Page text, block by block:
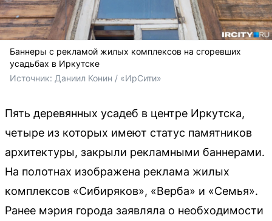
Баннеры с рекламой жилых комплексов на сгоревших
усадьбах в Иркутске
Источник: Даниил Конин / «ИрСити»
Пять деревянных усадеб в центре Иркутска,
четыре из которых имеют статус памятников
архитектуры, закрыли рекламными баннерами.
На полотнах изображена реклама жилых
комплексов «Сибиряков», «Верба» и «Семья».
Ранее мэрия города заявляла о необходимости